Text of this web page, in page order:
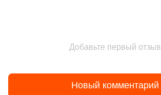
Добавьте первый отзыв
Новый комментарий